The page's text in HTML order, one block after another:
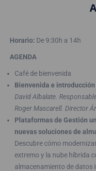
Horario: De 9:30h a 14h
AGENDA
Café de bienvenida
Bienvenida e introducción
David Albalate.
Roger Mascarell. Director
Plataformas de Gestión
nuevas soluciones de
Descubre cómo
extremo y la nube híbrida
almacenamiento de datos